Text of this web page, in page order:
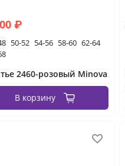
₽
50-52 54-56 58-60 62-64
2460-розовый Minova
В корзину